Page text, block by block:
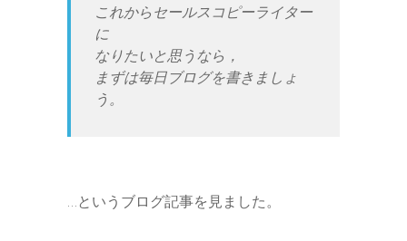
これからセールスコピーライター
に
なりたいと思うなら，
まずは毎日ブログを書きましょ
う。
…というブログ記事を見ました。